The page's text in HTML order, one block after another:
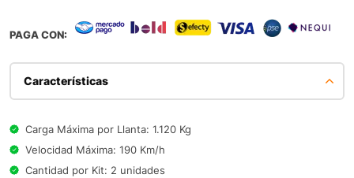
PAGA CON:
Características
Carga Máxima por Llanta: 1.120 Kg
Velocidad Máxima: 190 Km/h
Cantidad por Kit: 2 unidades